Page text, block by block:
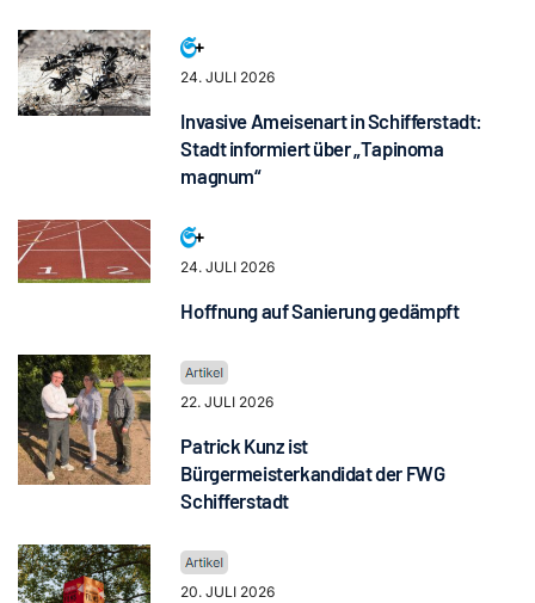
24. JULI 2026
Invasive Ameisenart in Schifferstadt:
Stadt informiert über „Tapinoma
magnum“
24. JULI 2026
Hoffnung auf Sanierung gedämpft
22. JULI 2026
Patrick Kunz ist
Bürgermeisterkandidat der FWG
Schifferstadt
20. JULI 2026